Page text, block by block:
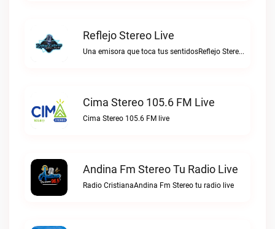
Reflejo Stereo Live
Una emisora que toca tus sentidosReflejo Stereo live
Cima Stereo 105.6 FM Live
Cima Stereo 105.6 FM live
Andina Fm Stereo Tu Radio Live
Radio CristianaAndina Fm Stereo tu radio live